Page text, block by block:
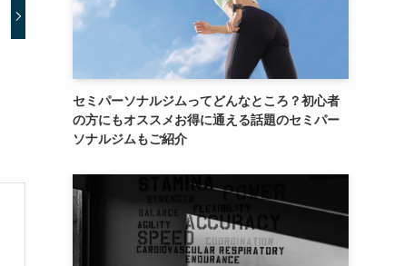
セミパーソナルジムってどんなところ？初心者
の方にもオススメお得に通える話題のセミパー
ソナルジムもご紹介